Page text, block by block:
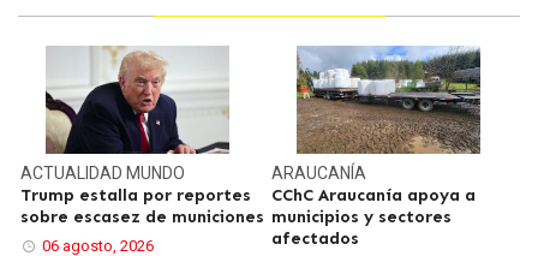
ACTUALIDAD MUNDO
Trump estalla por reportes
sobre escasez de municiones
06 agosto, 2026
ARAUCANÍA
CChC Araucanía apoya a
municipios y sectores
afectados